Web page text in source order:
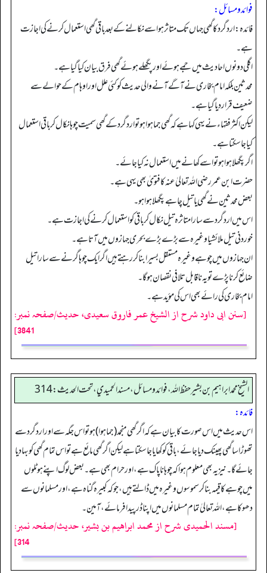
فوائد ومسائل:
فائدہ: ارد گرد کا گھی جہاں تک متاثر ہو اسے نکالنے کے بعد باقی گھی استعمال کرنے کی اجازت
ہے۔
اگلی دونوں احادیث میں جمے ہوئے اور پگھلے ہوئے گھی فرق بیان کیا گیا ہے۔
محدثین بلکہ امام بخاری نے آگے آنے والی حدیث کو کئی علل اور اوہام کے حوالے سے
ضعیف قرار دیا گیا ہے۔
لیکن اکثر فقہاء نے یہی کہا ہےکہ گھی جما ہوا ہو تو ارد گرد کے گھی سمیت چوہا نکال کر باقی استعمال
کیا جا سکتا ہے۔
اگر پگھلا ہوا ہو تو اسے کھانے میں استعمال نہ کیا جائے۔
حضرت ابن عمر رضی اللہ تعالیٰ عنہ کا فتویٰ بھی یہی ہے۔
بعض محدثین نے گھی یاتیل چاہے پگھلا ہوا ہو۔
اس میں اردگرد سے سارا متاثرہ تیل نکال کر باقی کو استعمال کرنے کی اجازت ہے۔
خوردنی تیل ملائشیا وغیرہ سے بڑے بڑے بحری جہازوں میں آتا ہے۔
ان جہازوں میں چوہے وغیرہ مستقل بسیرا بنا کر رہتے ہیں اگر ایک چوہا گرنے سے سارا تیل
ضائع کرنا پڑے تو یہ ناقابل تلافی نقصان ہوگا۔
امام بخاری کی رائے بھی اس کی مؤید ہے۔
[سنن ابی داود شرح از الشیخ عمر فاروق سعیدی، حدیث/صفحہ نمبر:
3841]
الشيخ محمد ابراهيم بن بشير حفظ الله، فوائد و مسائل، مسند الحميدي، تحت الحديث:314
فائدہ:
اس حدیث میں اس صورت کا بیان ہے کہ اگر گھی منجمد (جما ہوا) ہو تو اس جگہ سے اور اردگرد سے
تھوڑا سا گھی پھینک دیا جائے، باقی کو کھایا جا سکتا ہے لیکن اگر گھی مائع ہے تو اس تمام گھی کو بہا دیا
جائے گا۔ نیز یہ بھی معلوم ہوا کہ چو ہا نا پاک ہے، اور حرام بھی ہے۔ بعض لوگ اپنے ہوٹلوں
میں چوہے کا قیمہ بنا کر سموسوں وغیرہ میں ڈالتے ہیں، جو کہ کبیرہ گناہ ہے، اور مسلمانوں سے
دھوکا ہے، اللہ تعالیٰ تمام مسلمانوں میں اپنا ڈر پیدا فرمائے، آمین۔
[مسند الحمیدی شرح از محمد ابراهيم بن بشير، حدیث/صفحہ نمبر:
314]